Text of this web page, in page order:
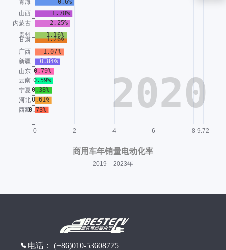
电话： (+86)010-53608775